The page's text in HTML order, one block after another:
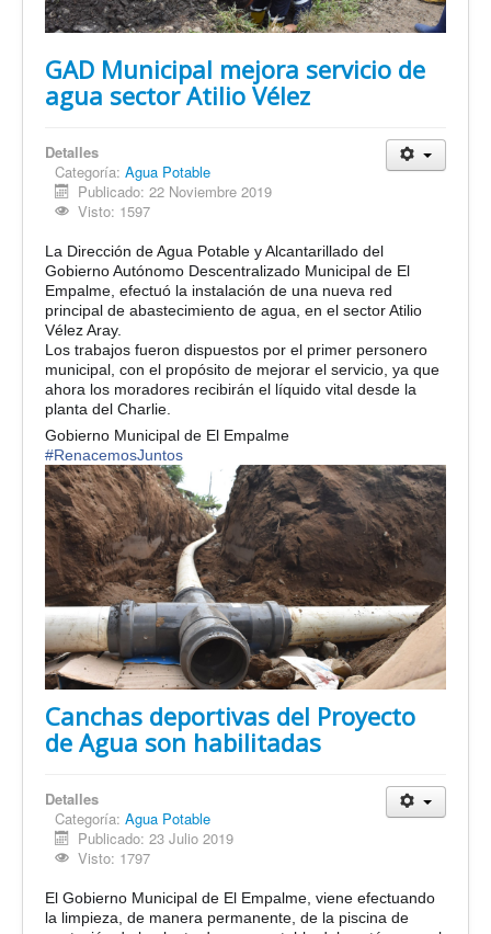
GAD Municipal mejora servicio de
agua sector Atilio Vélez
Detalles
Categoría: Agua Potable
Publicado: 22 Noviembre 2019
Visto: 1597
La Dirección de Agua Potable y Alcantarillado del
Gobierno Autónomo Descentralizado Municipal de El
Empalme, efectuó la instalación de una nueva red
principal de abastecimiento de agua, en el sector Atilio
Vélez Aray.
Los trabajos fueron dispuestos por el primer personero
municipal, con el propósito de mejorar el servicio, ya que
ahora los moradores recibirán el líquido vital desde la
planta del Charlie.
Gobierno Municipal de El Empalme
#RenacemosJuntos
Canchas deportivas del Proyecto
de Agua son habilitadas
Detalles
Categoría: Agua Potable
Publicado: 23 Julio 2019
Visto: 1797
El Gobierno Municipal de El Empalme, viene efectuando
la limpieza, de manera permanente, de la piscina de